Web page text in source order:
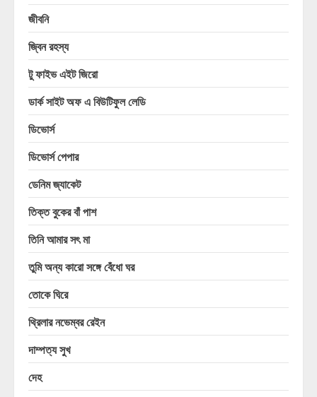
জীবনি
জ্বিন রহস্য
টু ফাইভ এইট জিরো
ডার্ক সাইট অফ এ বিউটিফুল লেডি
ডিভোর্স
ডিভোর্স পেপার
ডেনিম জ্যাকেট
তিক্ত বুকের বাঁ পাশ
তিনি আমার সৎ মা
তুমি অন্য কারো সঙ্গে বেঁধো ঘর
তোকে ঘিরে
থ্রিলার নভেম্বর রেইন
দাম্পত্য সুখ
দেহ